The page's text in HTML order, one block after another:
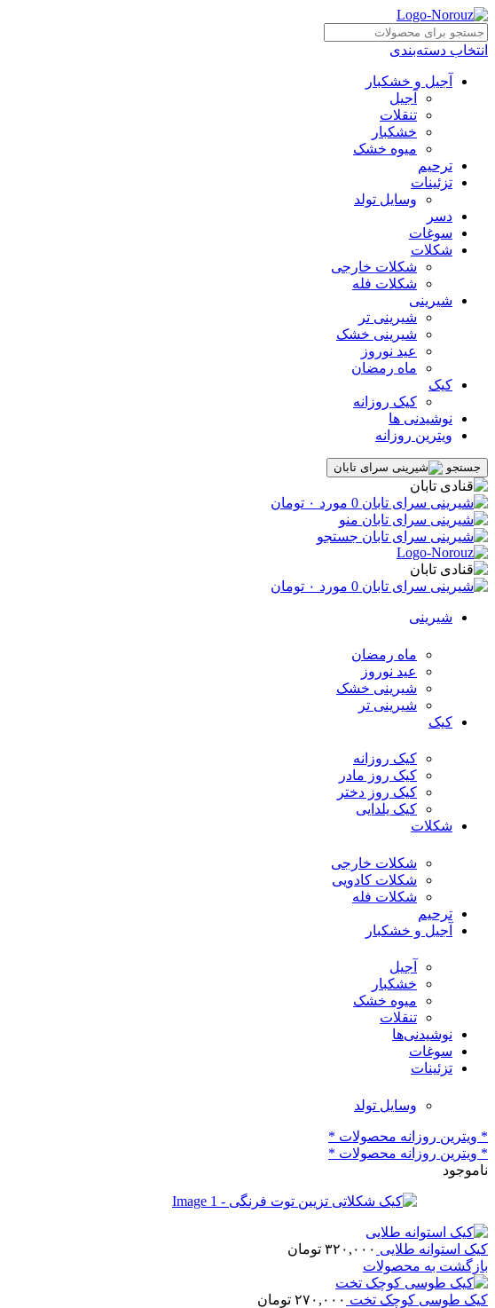
انتخاب دسته‌بندی
آجیل و خشکبار
آجیل
تنقلات
خشکبار
میوه خشک
ترحیم
تزئینات
وسایل تولد
دسر
سوغات
شکلات
شکلات خارجی
شکلات فله
شیرینی
شیرینی تر
شیرینی خشک
عید نوروز
ماه رمضان
کیک
کیک روزانه
نوشیدنی ها
ویترین روزانه
جستجو
0 مورد ۰ تومان
منو
جستجو
0 مورد ۰ تومان
شیرینی
ماه رمضان
عید نوروز
شیرینی خشک
شیرینی تر
کیک
کیک روزانه
کیک روز مادر
کیک روز دختر
کیک یلدایی
شکلات
شکلات خارجی
شکلات کادویی
شکلات فله
ترحیم
آجیل و خشکبار
آجیل
خشکبار
میوه خشک
تنقلات
نوشیدنی‌ها
سوغات
تزئینات
وسایل تولد
* ویترین روزانه محصولات *
* ویترین روزانه محصولات *
ناموجود
کیک استوانه طلایی ۳۲۰,۰۰۰ تومان
بازگشت به محصولات
کیک طوسی کوچک تخت ۲۷۰,۰۰۰ تومان